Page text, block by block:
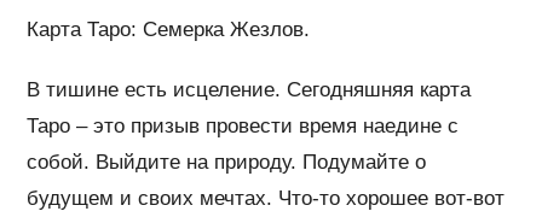
Карта Таро: Семерка Жезлов.
В тишине есть исцеление. Сегодняшняя карта
Таро – это призыв провести время наедине с
собой. Выйдите на природу. Подумайте о
будущем и своих мечтах. Что-то хорошее вот-вот